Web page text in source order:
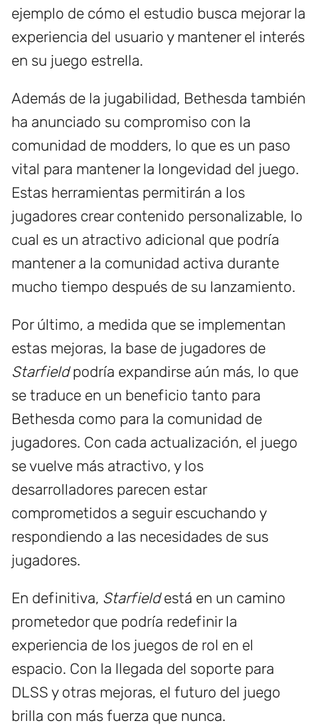
ejemplo de cómo el estudio busca mejorar la
experiencia del usuario y mantener el interés
en su juego estrella.
Además de la jugabilidad, Bethesda también
ha anunciado su compromiso con la
comunidad de modders, lo que es un paso
vital para mantener la longevidad del juego.
Estas herramientas permitirán a los
jugadores crear contenido personalizable, lo
cual es un atractivo adicional que podría
mantener a la comunidad activa durante
mucho tiempo después de su lanzamiento.
Por último, a medida que se implementan
estas mejoras, la base de jugadores de
Starfieldpodría expandirse aún más, lo que
se traduce en un beneficio tanto para
Bethesda como para la comunidad de
jugadores. Con cada actualización, el juego
se vuelve más atractivo, y los
desarrolladores parecen estar
comprometidos a seguir escuchando y
respondiendo a las necesidades de sus
jugadores.
En definitiva, Starfieldestá en un camino
prometedor que podría redefinir la
experiencia de los juegos de rol en el
espacio. Con la llegada del soporte para
DLSS y otras mejoras, el futuro del juego
brilla con más fuerza que nunca.